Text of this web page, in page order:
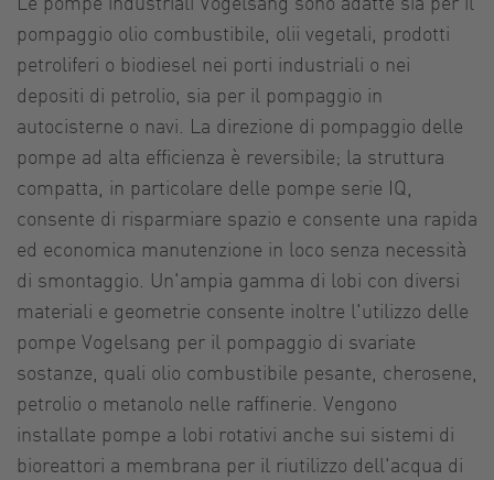
pompaggio olio combustibile, olii vegetali, prodotti
petroliferi o biodiesel nei porti industriali o nei
depositi di petrolio, sia per il pompaggio in
autocisterne o navi. La direzione di pompaggio delle
pompe ad alta efficienza è reversibile; la struttura
compatta, in particolare delle pompe serie IQ,
consente di risparmiare spazio e consente una rapida
ed economica manutenzione in loco senza necessità
di smontaggio. Un'ampia gamma di lobi con diversi
materiali e geometrie consente inoltre l'utilizzo delle
pompe Vogelsang per il pompaggio di svariate
sostanze, quali olio combustibile pesante, cherosene,
petrolio o metanolo nelle raffinerie. Vengono
installate pompe a lobi rotativi anche sui sistemi di
bioreattori a membrana per il riutilizzo dell'acqua di